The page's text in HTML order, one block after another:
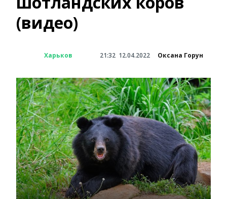
(видео)
Харьков 21:32 12.04.2022 Оксана Горун